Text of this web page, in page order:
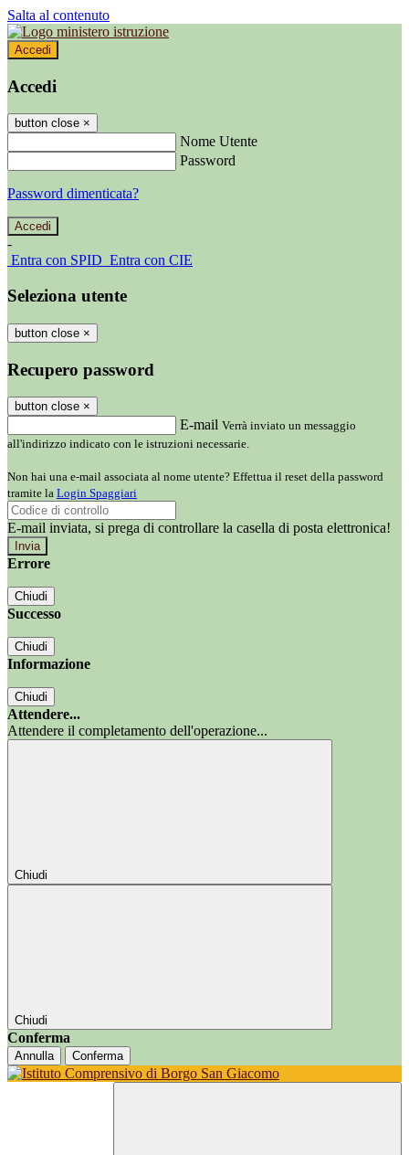
Salta al contenuto
Accedi
Accedi
button close ×
Nome Utente
Password
Password dimenticata?
-
Entra con SPID Entra con CIE
Seleziona utente
button close ×
Recupero password
button close ×
E-mail Verrà inviato un messaggio
all'indirizzo indicato con le istruzioni necessarie.
Non hai una e-mail associata al nome utente? Effettua il reset della password
tramite la Login Spaggiari
E-mail inviata, si prega di controllare la casella di posta elettronica!
Errore
Chiudi
Successo
Chiudi
Informazione
Chiudi
Attendere...
Attendere il completamento dell'operazione...
Chiudi
Chiudi
Conferma
Annulla Conferma